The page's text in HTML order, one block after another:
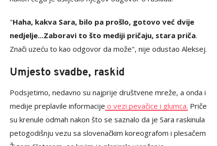
"Haha, kakva Sara, bilo pa prošlo, gotovo već dvije
nedjelje...Zaboravi to što mediji pričaju, stara priča.
Znači uzeću to kao odgovor da može", nije odustao Aleksej.
Umjesto svadbe, raskid
Podsjetimo, nedavno su najprije društvene mreže, a onda i
medije preplavile informacije o vezi pevačice i glumca. Priče
su krenule odmah nakon što se saznalo da je Sara raskinula
petogodišnju vezu sa slovenačkim koreografom i plesačem